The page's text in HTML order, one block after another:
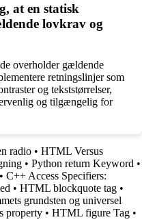
at en statisk
lovkrav og
overholder gældende
retningslinjer som
og tekststørrelser,
og tilgængelig for
radio • HTML Versus
• Python return Keyword •
• C++ Access Specifiers:
• HTML blockquote tag •
grundsten og universel
property • HTML figure Tag •